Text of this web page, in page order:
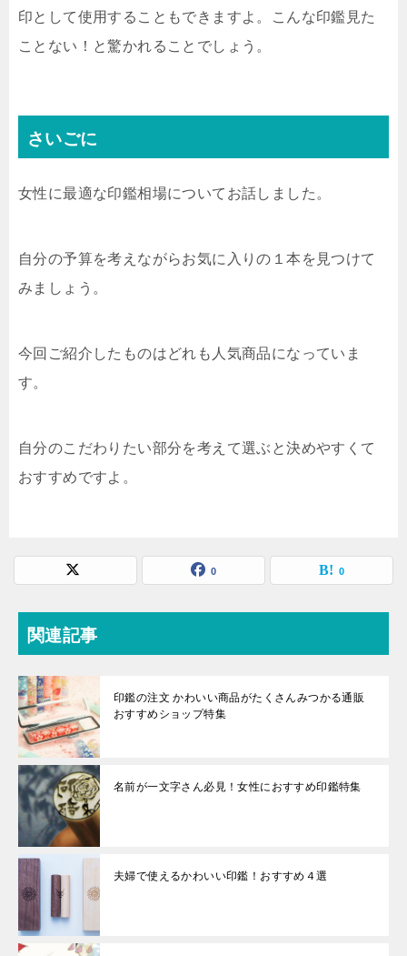
印として使用することもできますよ。こんな印鑑見た
ことない！と驚かれることでしょう。
さいごに
女性に最適な印鑑相場についてお話しました。
自分の予算を考えながらお気に入りの１本を見つけて
みましょう。
今回ご紹介したものはどれも人気商品になっていま
す。
自分のこだわりたい部分を考えて選ぶと決めやすくて
おすすめですよ。
0 0
関連記事
印鑑の注文 かわいい商品がたくさんみつかる通販
おすすめショップ特集
名前が一文字さん必見！女性におすすめ印鑑特集
夫婦で使えるかわいい印鑑！おすすめ４選